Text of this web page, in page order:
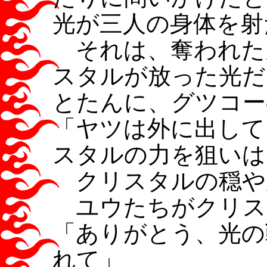
光が三人の身体を
それは、奪われ
スタルが放った光
とたんに、グツコ
「ヤツは外に出し
スタルの力を狙い
クリスタルの穏や
ユウたちがクリ
「ありがとう、光
れて」